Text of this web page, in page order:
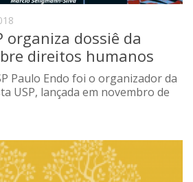
organiza dossiê da
direitos humanos
Paulo Endo foi o organizador da
USP, lançada em novembro de